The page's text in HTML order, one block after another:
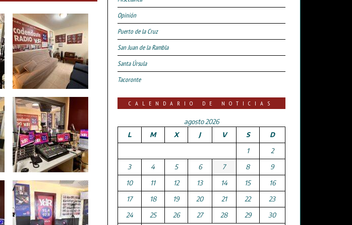
Opinión
Puerto de la Cruz
San Juan de la Rambla
Santa Úrsula
Tacoronte
CALENDARIO DE NOTICIAS
agosto 2026
L
M X J V S
D
1
2
3
4 5 6 7 8
9
10
11 12 13 14 15
16
17
18 19 20 21 22
23
24
25 26 27 28 29 30